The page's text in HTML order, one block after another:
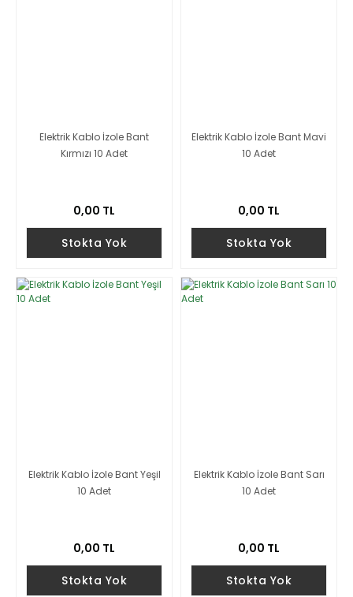
Elektrik Kablo İzole Bant
Kırmızı 10 Adet
0,00 TL
Stokta Yok
Elektrik Kablo İzole Bant Mavi
10 Adet
0,00 TL
Stokta Yok
Elektrik Kablo İzole Bant Yeşil
10 Adet
0,00 TL
Stokta Yok
Elektrik Kablo İzole Bant Sarı
10 Adet
0,00 TL
Stokta Yok